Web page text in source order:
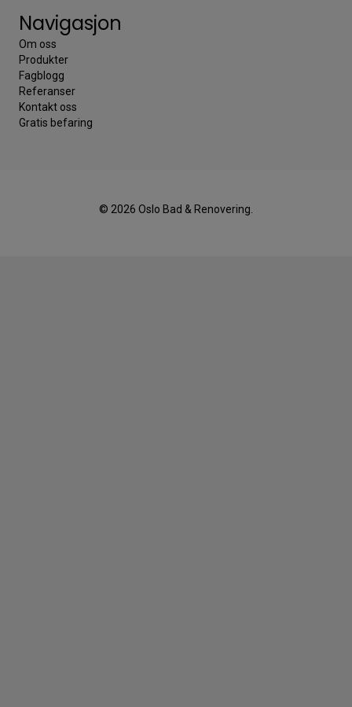
Navigasjon
Om oss
Produkter
Fagblogg
Referanser
Kontakt oss
Gratis befaring
© 2026 Oslo Bad & Renovering.